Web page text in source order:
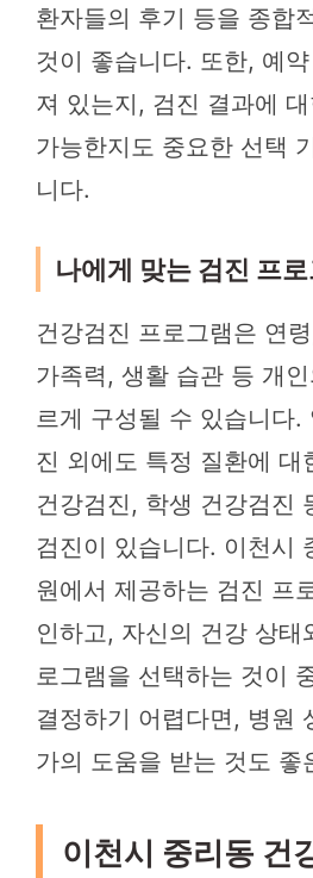
환자들의 후기 등을 종합
것이 좋습니다. 또한, 예
져 있는지, 검진 결과에
가능한지도 중요한 선택
니다.
나에게 맞는 검진 프로
건강검진 프로그램은 연
가족력, 생활 습관 등 개
르게 구성될 수 있습니다.
진 외에도 특정 질환에 대
건강검진, 학생 건강검진
검진이 있습니다. 이천시
원에서 제공하는 검진 프
인하고, 자신의 건강 상태
로그램을 선택하는 것이
결정하기 어렵다면, 병원
가의 도움을 받는 것도 좋
이천시 중리동 건